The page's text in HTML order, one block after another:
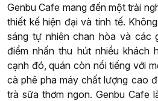
Genbu Cafe mang đến một trải
thiết kế hiện đại và tinh tế.
sáng tự nhiên chan hòa và các
điểm nhấn thu hút nhiều khách
cạnh đó, quán còn nổi tiếng với
cà phê pha máy chất lượng cao
trà sữa thơm ngon. Genbu Cafe